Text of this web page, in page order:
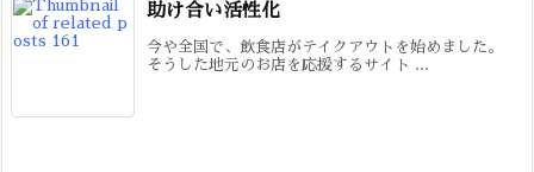
助け合い活性化
今や全国で、飲食店がテイクアウトを始めました。
そうした地元のお店を応援するサイト ...